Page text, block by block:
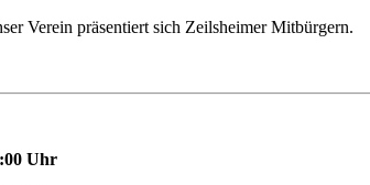
Verein präsentiert sich Zeilsheimer Mitbürgern.
Uhr